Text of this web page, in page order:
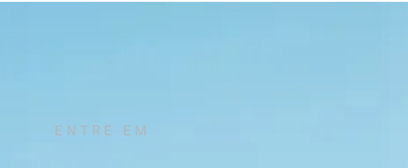
ENTRE EM